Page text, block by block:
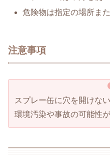
危険物は指定の場所ま
注意事項
スプレー缶に穴を開けな
環境汚染や事故の可能性が